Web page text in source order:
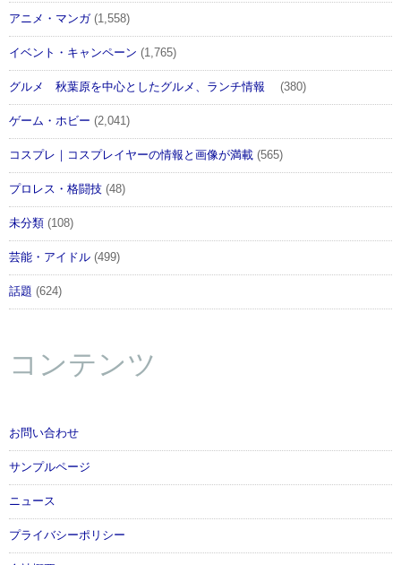
アニメ・マンガ(1,558)
イベント・キャンペーン (1,765)
グルメ 秋葉原を中心としたグルメ、ランチ情報 (380)
ゲーム・ホビー (2,041)
コスプレ｜コスプレイヤーの情報と画像が満載 (565)
プロレス・格闘技 (48)
未分類 (108)
芸能・アイドル (499)
話題 (624)
コンテンツ
お問い合わせ
サンプルページ
ニュース
プライバシーポリシー